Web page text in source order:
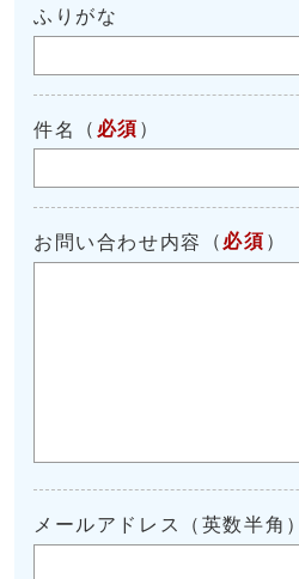
ふりがな
件名 （ 必須 ）
お問い合わせ内容 （ 必須 ）
メールアドレス（英数半角）